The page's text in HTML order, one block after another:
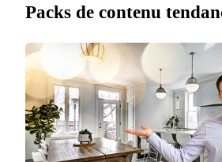
Packs de contenu